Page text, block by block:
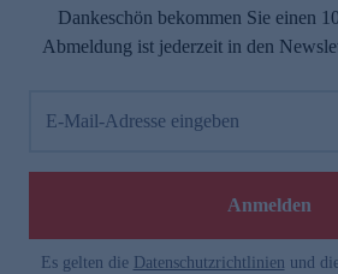
Dankeschön bekommen Sie einen
Abmeldung ist jederzeit in den
E-Mail-Adresse eingeben
Anmelden
Es gelten die Datenschutzrichtlinien und